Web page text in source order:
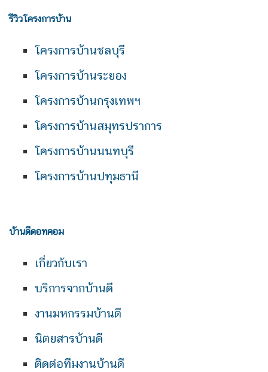
รีวิวโครงการบ้าน
โครงการบ้านชลบุรี
โครงการบ้านระยอง
โครงการบ้านกรุงเทพฯ
โครงการบ้านสมุทรปราการ
โครงการบ้านนนทบุรี
โครงการบ้านปทุมธานี
บ้านดีดอทคอม
เกี่ยวกับเรา
บริการจากบ้านดี
งานมหกรรมบ้านดี
นิตยสารบ้านดี
ติดต่อทีมงานบ้านดี